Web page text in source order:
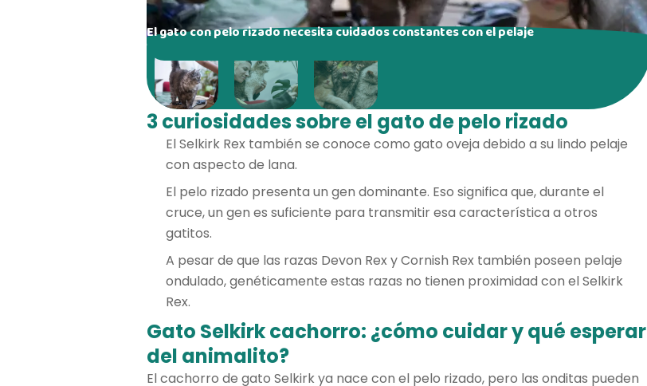
El gato con pelo rizado necesita cuidados constantes con el pelaje
3 curiosidades sobre el gato de pelo rizado
El Selkirk Rex también se conoce como gato oveja debido a su lindo pelaje
con aspecto de lana.
El pelo rizado presenta un gen dominante. Eso significa que, durante el
cruce, un gen es suficiente para transmitir esa característica a otros
gatitos.
A pesar de que las razas Devon Rex y Cornish Rex también poseen pelaje
ondulado, genéticamente estas razas no tienen proximidad con el Selkirk
Rex.
Gato Selkirk cachorro: ¿cómo cuidar y qué esperar
del animalito?
El cachorro de gato Selkirk ya nace con el pelo rizado, pero las onditas pueden